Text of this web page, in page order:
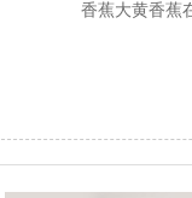
香蕉大黄香蕉在